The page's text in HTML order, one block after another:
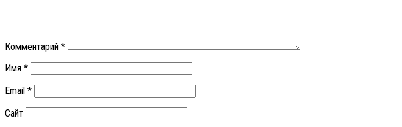
Комментарий *
Имя *
Email *
Сайт